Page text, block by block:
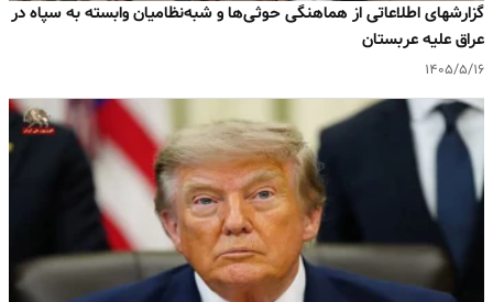
گزارشهای اطلاعاتی از هماهنگی حوثی‌ها و شبه‌نظامیان وابسته به سپاه در
عراق علیه عربستان
۱۴۰۵/۵/۱۶